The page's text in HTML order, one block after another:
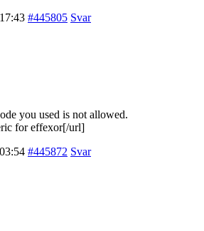
#445805 Svar
you used is not allowed.
for effexor[/url]
#445872 Svar